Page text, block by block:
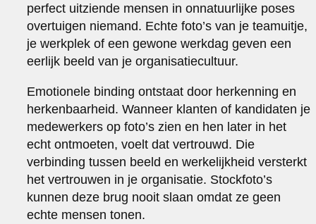
perfect uitziende mensen in onnatuurlijke poses
overtuigen niemand. Echte foto’s van je teamuitje,
je werkplek of een gewone werkdag geven een
eerlijk beeld van je organisatiecultuur.
Emotionele binding ontstaat door herkenning en
herkenbaarheid. Wanneer klanten of kandidaten je
medewerkers op foto’s zien en hen later in het
echt ontmoeten, voelt dat vertrouwd. Die
verbinding tussen beeld en werkelijkheid versterkt
het vertrouwen in je organisatie. Stockfoto’s
kunnen deze brug nooit slaan omdat ze geen
echte mensen tonen.